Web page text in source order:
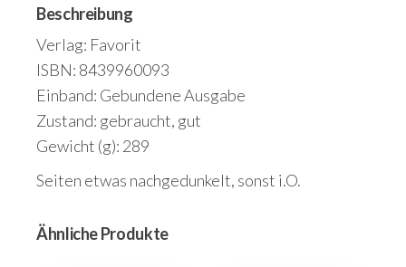
Beschreibung
Verlag: Favorit
ISBN: 8439960093
Einband: Gebundene Ausgabe
Zustand: gebraucht, gut
Gewicht (g): 289
Seiten etwas nachgedunkelt, sonst i.O.
Ähnliche Produkte